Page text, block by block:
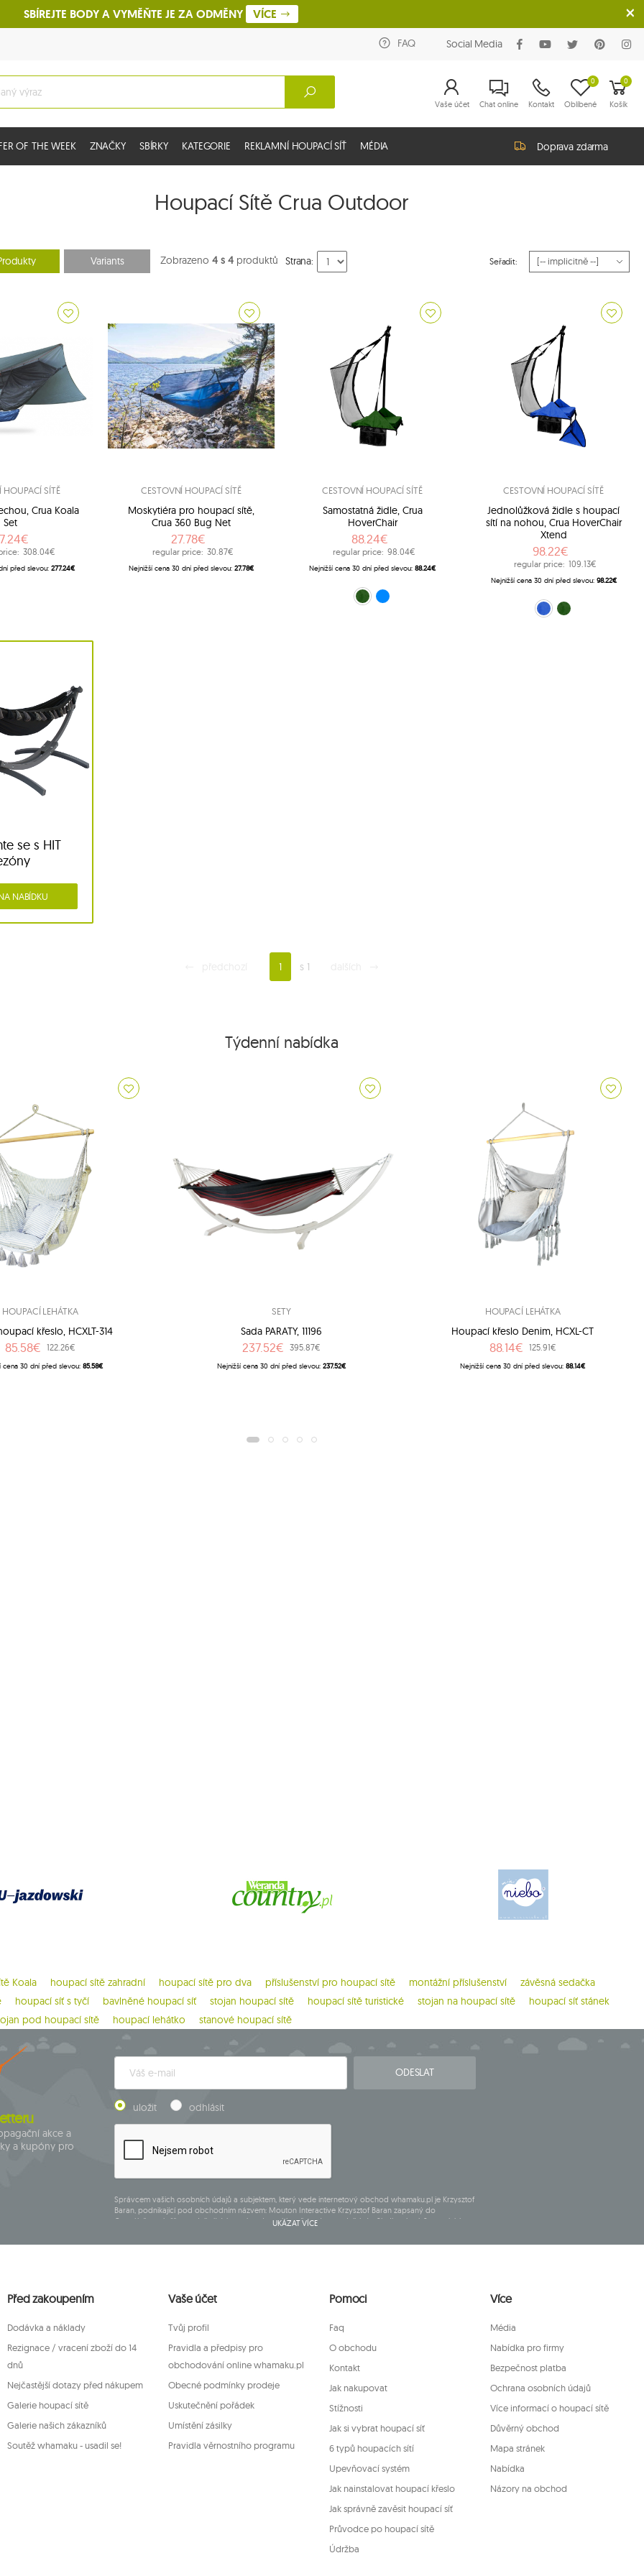
SBÍREJTE BODY A VYMĚŇTE JE ZA ODMĚNY VÍCE
FAQ Social Media
Vaše účet Chat online Kontakt Oblíbené
0 0
Košík
OF THE WEEK ZNAČKY SBÍRKY KATEGORIE REKLAMNÍ HOUPACÍ SÍŤ MÉDIA Doprava zdarma
Houpací Sítě Crua Outdoor
Variants Zobrazeno 4 s 4 produktů Strana: Seřadit:
HOUPACÍ SÍTĚ
Crua Koala
Set
308.04€
před slevou: 277.24€
CESTOVNÍ HOUPACÍ SÍTĚ
Moskytiéra pro houpací sítě,
Crua 360 Bug Net
27.78€
regular price: 30.87€
Nejnižší cena 30 dní před slevou: 27.78€
CESTOVNÍ HOUPACÍ SÍTĚ
Samostatná židle, Crua
HoverChair
88.24€
regular price: 98.04€
Nejnižší cena 30 dní před slevou: 88.24€
Zelený (HC-G01)
Modrý (HC-G02)
CESTOVNÍ HOUPACÍ SÍTĚ
Jednolůžková židle s houpací
sítí na nohou, Crua HoverChair
Xtend
98.22€
regular price: 109.13€
Nejnižší cena 30 dní před slevou: 98.22€
Modrý (HCX-B01)
Zelený (HCX-G01)
se s HIT
NABÍDKU
1 s 1
Týdenní nabídka
HOUPACÍ LEHÁTKA
křeslo, HCXLT-314
85.58€ 122.26€
cena 30 dní před slevou:85.58€
SETY
Sada PARATY, 11196
237.52€ 395.87€
Nejnižší cena 30 dní před slevou:237.52€
HOUPACÍ LEHÁTKA
Houpací křeslo Denim, HCXL-CT
88.14€ 125.91€
Nejnižší cena 30 dní před slevou:88.14€
Koala houpací sítě zahradní houpací sítě pro dva příslušenství pro houpací sítě montážní příslušenství
závěsná sedačka
houpací síť s tyčí bavlněné houpací síť stojan houpací sítě houpací sítě turistické stojan na houpací sítě
houpací síť stánek
pod houpací sítě houpací lehátko stanové houpací sítě
akce a
a kupóny pro
ODESLAT
uložit odhlásit
Správcem vašich osobních údajů a subjektem, který vede internetový obchod whamaku.pl je Krzysztof
Baran, podnikající pod obchodním názvem: Mouton Interactive Krzysztof Baran zapsaný do
Centrálního rejstříku podnikajících osob, adresa hlavního místa podnikání v Siedlcach, ul. Starowiejska
orgánu a zrušení souhlasu v libovolném momentu aniž je tím dotčena zákonnost zpracování, které bylo
UKÁZAT VÍCE
Před zakoupením
Dodávka a náklady
Rezignace / vracení zboží do 14
dnů
Nejčastější dotazy před nákupem
Galerie houpací sítě
Galerie našich zákazníků
Soutěž whamaku - usadil se!
Vaše účet
Tvůj profil
Pravidla a předpisy pro
obchodování online whamaku.pl
Obecné podmínky prodeje
Uskutečnění pořádek
Umístění zásilky
Pravidla věrnostního programu
Pomoci
Faq
O obchodu
Kontakt
Jak nakupovat
Stížnosti
Jak si vybrat houpací síť
6 typů houpacích sítí
Upevňovací systém
Jak nainstalovat houpací křeslo
Jak správně zavěsit houpací síť
Průvodce po houpací sítě
Údržba
Více
Média
Nabídka pro firmy
Bezpečnost platba
Ochrana osobních údajů
Více informací o houpací sítě
Důvěrný obchod
Mapa stránek
Nabídka
Názory na obchod